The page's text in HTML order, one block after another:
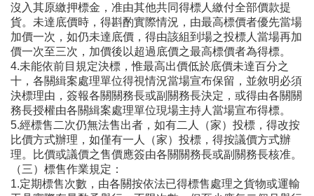
沒入其原繳押標金，准由其他共同得標人繳付全部價款提
貨。未達底價時，得斟酌實際情況，由最高標價者優先當場
加價一次，如仍未達底價，得由該組到場之投標人當場再加
價一次至三次，加價後以超過底價之最高標價者為得標。
4.未能依前目規定決標，惟最高出價低於底價未達百分之
十，各關緝案處理單位得視情況當場宣布保留，並敘明必須
決標理由，簽報各關關務長或副關務長決定，或得由各關關
務長授權由各關緝案處理單位現場主持人當場宣布得標。
5.經標售二次仍無法售出者，如有二人（家）投標，得改按
比價方式辦理，如僅有一人（家）投標，得按議價方式辦
理。比價或議價之售價應簽由各關關務長或副關務長核准。
（三）標售作業規定：
1.定期標售次數，由各關按依法已得標售處理之貨物或運輸